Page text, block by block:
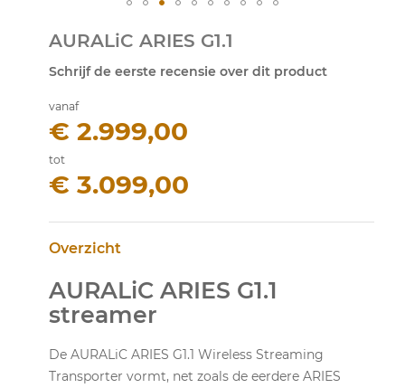
AURALiC ARIES G1.1
Schrijf de eerste recensie over dit product
vanaf
€ 2.999,00
tot
€ 3.099,00
Overzicht
AURALiC ARIES G1.1
streamer
De AURALiC ARIES G1.1 Wireless Streaming
Transporter vormt, net zoals de eerdere ARIES
naar
begin
de
afbeeldingen-